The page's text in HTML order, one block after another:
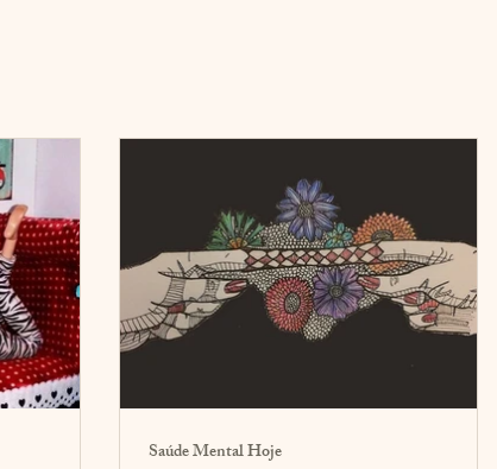
Saúde Mental Hoje